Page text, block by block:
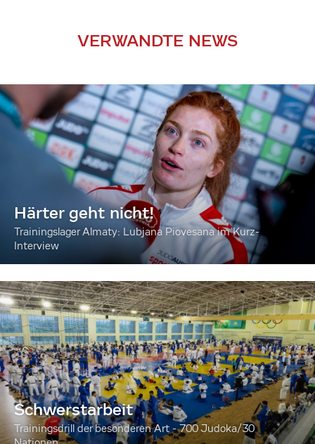
VERWANDTE NEWS
Härter geht nicht!
Trainingslager Almaty: Lubjana Piovesana im Kurz-
Interview
Schwerstarbeit
Trainingsdrill der besonderen Art - 700 Judoka/30